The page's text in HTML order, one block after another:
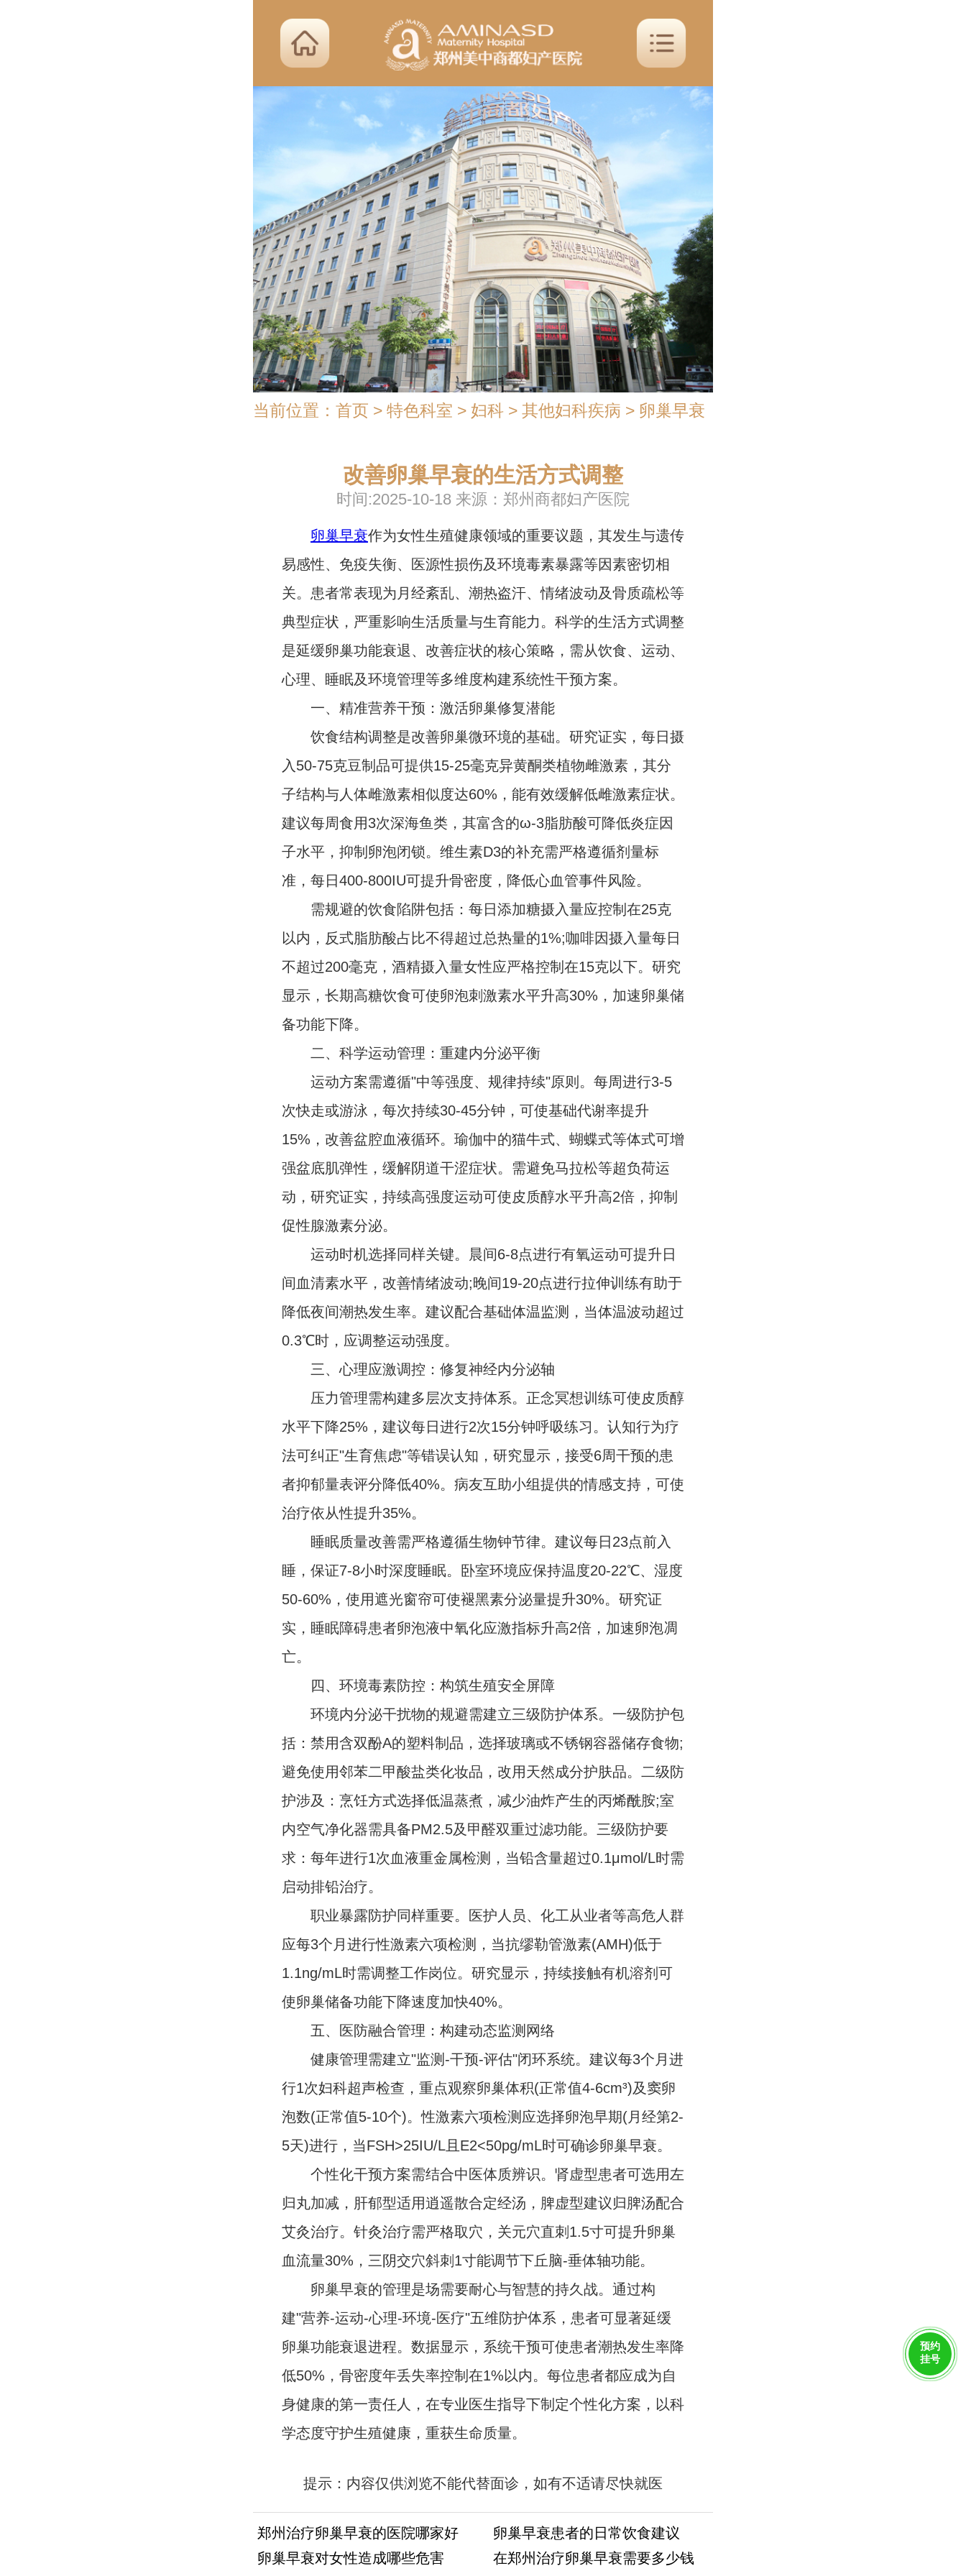
当前位置： 首页 > 特色科室 > 妇科 > 其他妇科疾病 > 卵巢早衰
改善卵巢早衰的生活方式调整
时间:2025-10-18 来源：郑州商都妇产医院
卵巢早衰作为女性生殖健康领域的重要议题，其发生与遗传
易感性、免疫失衡、医源性损伤及环境毒素暴露等因素密切相
关。患者常表现为月经紊乱、潮热盗汗、情绪波动及骨质疏松等
典型症状，严重影响生活质量与生育能力。科学的生活方式调整
是延缓卵巢功能衰退、改善症状的核心策略，需从饮食、运动、
心理、睡眠及环境管理等多维度构建系统性干预方案。
一、精准营养干预：激活卵巢修复潜能
饮食结构调整是改善卵巢微环境的基础。研究证实，每日摄
入50-75克豆制品可提供15-25毫克异黄酮类植物雌激素，其分
子结构与人体雌激素相似度达60%，能有效缓解低雌激素症状。
建议每周食用3次深海鱼类，其富含的ω-3脂肪酸可降低炎症因
子水平，抑制卵泡闭锁。维生素D3的补充需严格遵循剂量标
准，每日400-800IU可提升骨密度，降低心血管事件风险。
需规避的饮食陷阱包括：每日添加糖摄入量应控制在25克
以内，反式脂肪酸占比不得超过总热量的1%;咖啡因摄入量每日
不超过200毫克，酒精摄入量女性应严格控制在15克以下。研究
显示，长期高糖饮食可使卵泡刺激素水平升高30%，加速卵巢储
备功能下降。
二、科学运动管理：重建内分泌平衡
运动方案需遵循"中等强度、规律持续"原则。每周进行3-5
次快走或游泳，每次持续30-45分钟，可使基础代谢率提升
15%，改善盆腔血液循环。瑜伽中的猫牛式、蝴蝶式等体式可增
强盆底肌弹性，缓解阴道干涩症状。需避免马拉松等超负荷运
动，研究证实，持续高强度运动可使皮质醇水平升高2倍，抑制
促性腺激素分泌。
运动时机选择同样关键。晨间6-8点进行有氧运动可提升日
间血清素水平，改善情绪波动;晚间19-20点进行拉伸训练有助于
降低夜间潮热发生率。建议配合基础体温监测，当体温波动超过
0.3℃时，应调整运动强度。
三、心理应激调控：修复神经内分泌轴
压力管理需构建多层次支持体系。正念冥想训练可使皮质醇
水平下降25%，建议每日进行2次15分钟呼吸练习。认知行为疗
法可纠正"生育焦虑"等错误认知，研究显示，接受6周干预的患
者抑郁量表评分降低40%。病友互助小组提供的情感支持，可使
治疗依从性提升35%。
睡眠质量改善需严格遵循生物钟节律。建议每日23点前入
睡，保证7-8小时深度睡眠。卧室环境应保持温度20-22℃、湿度
50-60%，使用遮光窗帘可使褪黑素分泌量提升30%。研究证
实，睡眠障碍患者卵泡液中氧化应激指标升高2倍，加速卵泡凋
亡。
四、环境毒素防控：构筑生殖安全屏障
环境内分泌干扰物的规避需建立三级防护体系。一级防护包
括：禁用含双酚A的塑料制品，选择玻璃或不锈钢容器储存食物;
避免使用邻苯二甲酸盐类化妆品，改用天然成分护肤品。二级防
护涉及：烹饪方式选择低温蒸煮，减少油炸产生的丙烯酰胺;室
内空气净化器需具备PM2.5及甲醛双重过滤功能。三级防护要
求：每年进行1次血液重金属检测，当铅含量超过0.1μmol/L时需
启动排铅治疗。
职业暴露防护同样重要。医护人员、化工从业者等高危人群
应每3个月进行性激素六项检测，当抗缪勒管激素(AMH)低于
1.1ng/mL时需调整工作岗位。研究显示，持续接触有机溶剂可
使卵巢储备功能下降速度加快40%。
五、医防融合管理：构建动态监测网络
健康管理需建立"监测-干预-评估"闭环系统。建议每3个月进
行1次妇科超声检查，重点观察卵巢体积(正常值4-6cm³)及窦卵
泡数(正常值5-10个)。性激素六项检测应选择卵泡早期(月经第2-
5天)进行，当FSH>25IU/L且E2<50pg/mL时可确诊卵巢早衰。
个性化干预方案需结合中医体质辨识。肾虚型患者可选用左
归丸加减，肝郁型适用逍遥散合定经汤，脾虚型建议归脾汤配合
艾灸治疗。针灸治疗需严格取穴，关元穴直刺1.5寸可提升卵巢
血流量30%，三阴交穴斜刺1寸能调节下丘脑-垂体轴功能。
卵巢早衰的管理是场需要耐心与智慧的持久战。通过构
建"营养-运动-心理-环境-医疗"五维防护体系，患者可显著延缓
卵巢功能衰退进程。数据显示，系统干预可使患者潮热发生率降
低50%，骨密度年丢失率控制在1%以内。每位患者都应成为自
身健康的第一责任人，在专业医生指导下制定个性化方案，以科
学态度守护生殖健康，重获生命质量。
提示：内容仅供浏览不能代替面诊，如有不适请尽快就医
郑州治疗卵巢早衰的医院哪家好
卵巢早衰患者的日常饮食建议
卵巢早衰对女性造成哪些危害
在郑州治疗卵巢早衰需要多少钱
预约
挂号